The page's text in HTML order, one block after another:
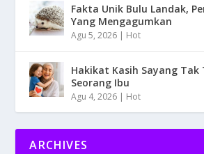
Fakta Unik Bulu Landak,
Yang Mengagumkan
Agu 5, 2026 | Hot
Hakikat Kasih Sayang Tak
Seorang Ibu
Agu 4, 2026 | Hot
ARCHIVES